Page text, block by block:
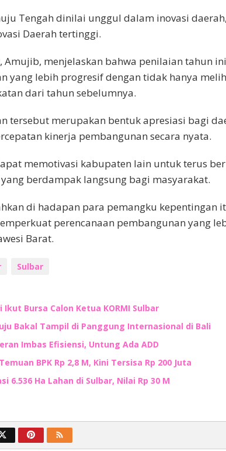
Tengah dinilai unggul dalam inovasi
Daerah tertinggi.
Amujib, menjelaskan bahwa penilaian tahun ini
yang lebih progresif dengan tidak hanya
dari tahun sebelumnya.
tersebut merupakan bentuk apresiasi bagi
kinerja pembangunan secara nyata.
memotivasi kabupaten lain untuk terus
berdampak langsung bagi masyarakat.
di hadapan para pemangku kepentingan
perencanaan pembangunan yang
Barat.
Sulbar
Bursa Calon Ketua KORMI Sulbar
Bakal Tampil di Panggung Internasional di Bali
Imbas Efisiensi, Untung Ada ADD
BPK Rp 2,8 M, Kini Tersisa Rp 200 Juta
6.536 Ha Lahan di Sulbar, Nilai Rp 30 M